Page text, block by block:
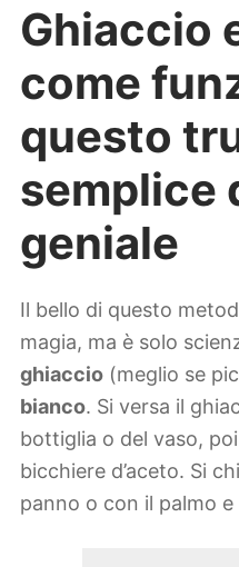
Ghiaccio
come
questo
semplice
geniale
Il bello di questo
magia, ma è solo
ghiaccio (meglio se
bianco. Si versa il
bottiglia o del vaso,
bicchiere d’aceto. Si
panno o con il palmo e